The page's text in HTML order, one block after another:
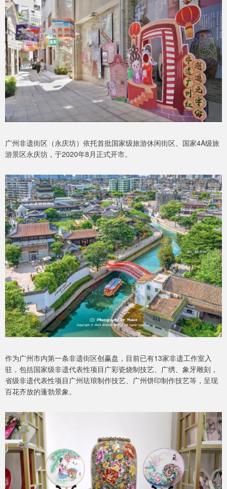
广州非遗街区（永庆坊）依托首批国家级旅游休闲街区、国家4A级旅
游景区永庆坊，于2020年8月正式开市。
作为广州市内第一条非遗街区创赢盘，目前已有13家非遗工作室入
驻，包括国家级非遗代表性项目广彩瓷烧制技艺、广绣、象牙雕刻，
省级非遗代表性项目广州珐琅制作技艺、广州饼印制作技艺等，呈现
百花齐放的蓬勃景象。